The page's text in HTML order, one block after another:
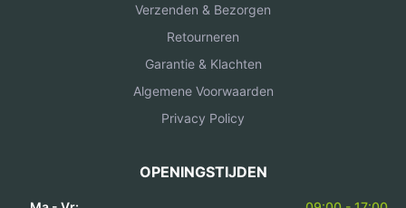
Verzenden & Bezorgen
Retourneren
Garantie & Klachten
Algemene Voorwaarden
Privacy Policy
OPENINGSTIJDEN